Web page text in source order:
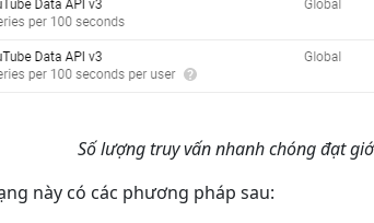
Số lượng truy vấn nhanh chóng đạt
này có các phương pháp sau: